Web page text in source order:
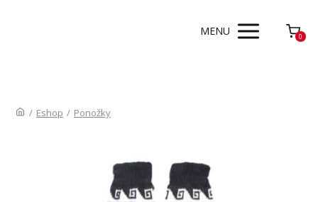
MENU 0
/ Eshop / Ponožky